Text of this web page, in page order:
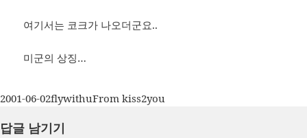
여기서는 코크가 나오더군요..
미군의 상징…
작
일
2001-06-02글
이
flywithu카
From kiss2you
답글 남기기